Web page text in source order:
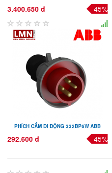
3.400.650 đ -45%
PHÍCH CẮM DI ĐỘNG 332BP6W ABB
292.600 đ -45%